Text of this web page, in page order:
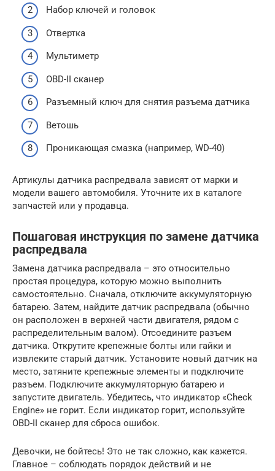
Набор ключей и головок
Отвертка
Мультиметр
OBD-II сканер
Разъемный ключ для снятия разъема датчика
Ветошь
Проникающая смазка (например, WD-40)
Артикулы датчика распредвала зависят от марки и
модели вашего автомобиля. Уточните их в каталоге
запчастей или у продавца.
Пошаговая инструкция по замене датчика
распредвала
Замена датчика распредвала – это относительно
простая процедура, которую можно выполнить
самостоятельно. Сначала, отключите аккумуляторную
батарею. Затем, найдите датчик распредвала (обычно
он расположен в верхней части двигателя, рядом с
распределительным валом). Отсоедините разъем
датчика. Открутите крепежные болты или гайки и
извлеките старый датчик. Установите новый датчик на
место, затяните крепежные элементы и подключите
разъем. Подключите аккумуляторную батарею и
запустите двигатель. Убедитесь, что индикатор «Check
Engine» не горит. Если индикатор горит, используйте
OBD-II сканер для сброса ошибок.
Девочки, не бойтесь! Это не так сложно, как кажется.
Главное – соблюдать порядок действий и не